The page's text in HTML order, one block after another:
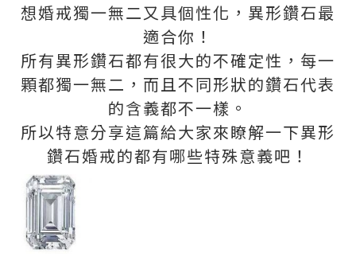
想婚戒獨一無二又具個性化，異形鑽石最
適合你！
所有異形鑽石都有很大的不確定性，每一
顆都獨一無二，而且不同形狀的鑽石代表
的含義都不一樣。
所以特意分享這篇給大家來瞭解一下異形
鑽石婚戒的都有哪些特殊意義吧！